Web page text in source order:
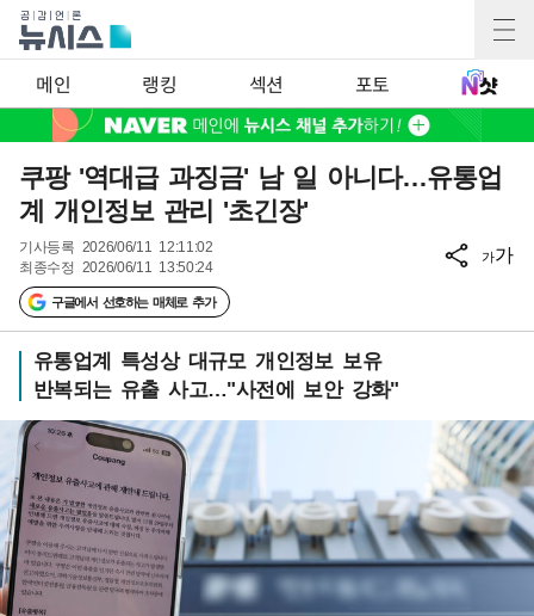
메인 랭킹 섹션 포토
쿠팡 '역대급 과징금' 남 일 아니다…유통업
계 개인정보 관리 '초긴장'
기사등록 2026/06/11 12:11:02
최종수정 2026/06/11 13:50:24
구글에서 선호하는 매체로 추가
가가
유통업계 특성상 대규모 개인정보 보유
반복되는 유출 사고…"사전에 보안 강화"